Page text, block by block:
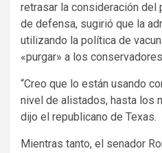
retrasar la consideración
de defensa, sugirió que la
utilizando la política de
«purgar» a los
“Creo que lo están usando
nivel de alistados, hasta los
dijo el republicano de Texas.
Mientras tanto, el senador